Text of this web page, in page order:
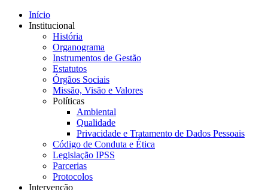
Início
Institucional
História
Organograma
Instrumentos de Gestão
Estatutos
Órgãos Sociais
Missão, Visão e Valores
Políticas
Ambiental
Qualidade
Privacidade e Tratamento de Dados Pessoais
Código de Conduta e Ética
Legislação IPSS
Parcerias
Protocolos
Intervenção